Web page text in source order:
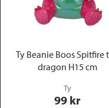
Ty Beanie Boos Spitfire
dragon H15 cm
Ty
99 kr